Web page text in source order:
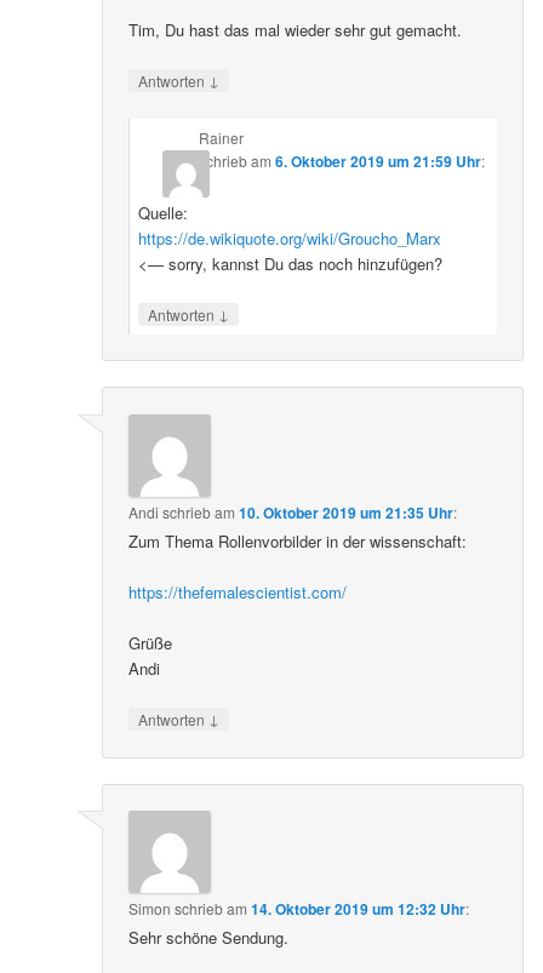
Tim, Du hast das mal wieder sehr gut gemacht.
Antworten ↓
Rainer
schriebam 6. Oktober 2019 um 21:59 Uhr:
Quelle:
https://de.wikiquote.org/wiki/Groucho_Marx
<— sorry, kannst Du das noch hinzufügen?
Antworten ↓
Andi schriebam10. Oktober 2019 um 21:35 Uhr:
Zum Thema Rollenvorbilder in der wissenschaft:
https://thefemalescientist.com/
Grüße
Andi
Antworten ↓
Simon schriebam14. Oktober 2019 um 12:32 Uhr:
Sehr schöne Sendung.